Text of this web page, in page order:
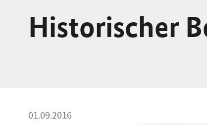
Historischer
01.09.2016